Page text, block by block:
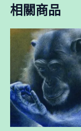
相關商品